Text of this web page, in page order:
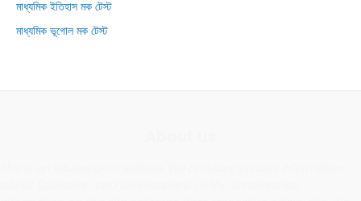
মাধ্যমিক ইতিহাস মক টেস্ট
মাধ্যমিক ভূগোল মক টেস্ট